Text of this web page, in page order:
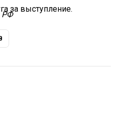
за выступление.
РФ